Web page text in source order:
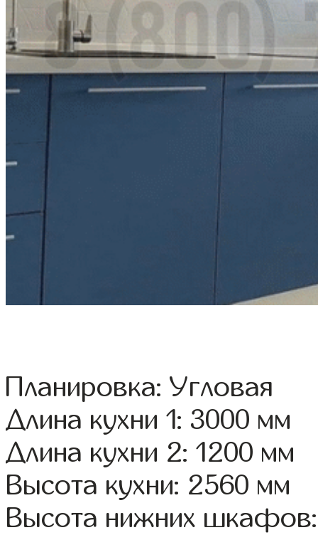
Планировка: Угловая
Длина кухни 1: 3000 мм
Длина кухни 2: 1200 мм
Высота кухни: 2560 мм
Высота нижних